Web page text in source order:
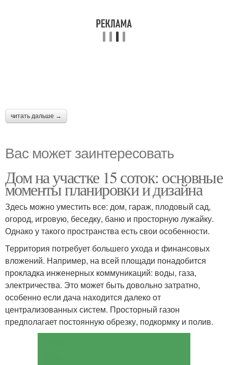
читать дальше →
Вас может заинтересовать
Дом на участке 15 соток: основные
моменты планировки и дизайна
Здесь можно уместить все: дом, гараж, плодовый сад,
огород, игровую, беседку, баню и просторную лужайку.
Однако у такого пространства есть свои особенности.
Территория потребует большего ухода и финансовых
вложений. Например, на всей площади понадобится
прокладка инженерных коммуникаций: воды, газа,
электричества. Это может быть довольно затратно,
особенно если дача находится далеко от
централизованных систем. Просторный газон
предполагает постоянную обрезку, подкормку и полив.